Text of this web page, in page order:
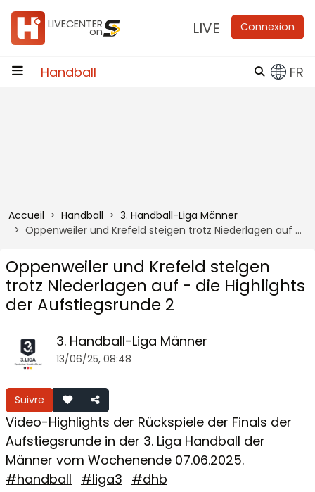
Aller au contenu
LIVECENTER
on LIVE Connexion
Handball FR
Accueil Handball
3. Handball-Liga Männer
Oppenweiler und Krefeld steigen trotz Niederlagen auf - die Highlights der Aufstiegsrunde 2
Oppenweiler und Krefeld steigen
trotz Niederlagen auf - die Highlights
der Aufstiegsrunde 2
3. Handball-Liga Männer
13/06/25, 08:48
Suivre
Video-Highlights der Rückspiele der Finals der
Aufstiegsrunde in der 3. Liga Handball der
Männer vom Wochenende 07.06.2025.
#handball #liga3 #dhb